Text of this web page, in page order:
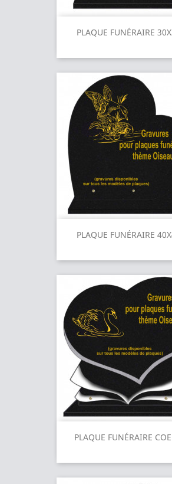
PLAQUE FUNÉRAIRE
PLAQUE FUNÉRAIRE
PLAQUE FUNÉRAIRE